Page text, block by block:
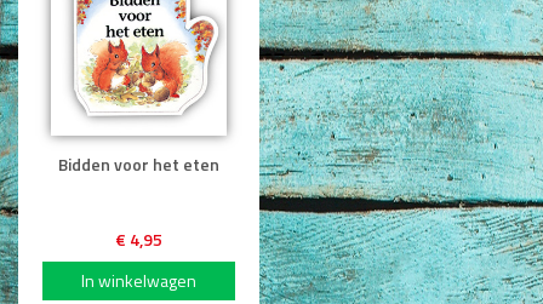
Bidden voor het eten
€ 4,95